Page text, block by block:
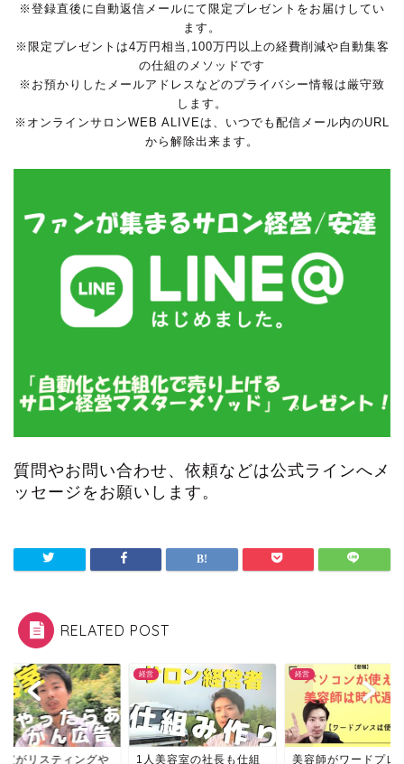
※登録直後に自動返信メールにて限定プレゼントをお届けしてい
ます。
※限定プレゼントは4万円相当,100万円以上の経費削減や自動集客
の仕組のメソッドです
※お預かりしたメールアドレスなどのプライバシー情報は厳守致
します。
※オンラインサロンWEB ALIVEは、いつでも配信メール内のURL
から解除出来ます。
質問やお問い合わせ、依頼などは公式ラインへメ
ッセージをお願いします。
RELATED POST
容室の社長も仕組
経営
美容師がワードプレスを
コラム
美容室がリスティン